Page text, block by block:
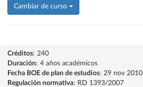
Cambiar de curso
Créditos: 240
Duración: 4 años académicos
Fecha BOE de plan de estudios: 29 nov 2010
Regulación normativa: RD 1393/2007